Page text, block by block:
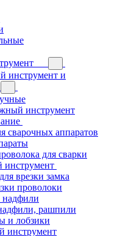
инструмент и
инструмент
сварочных аппаратов
для сварки
инструмент
врезки замка
проволоки
рашпили
и лобзики
инструмент